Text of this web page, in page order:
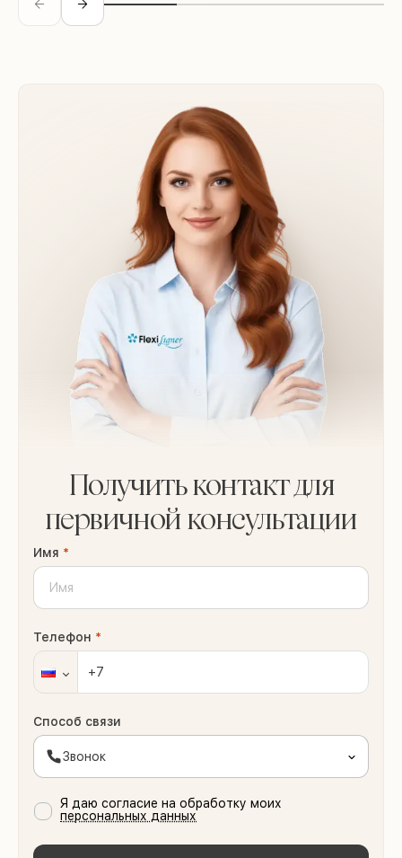
Получить контакт для
первичной консультации
Имя *
Телефон *
Способ связи
Звонок
Я даю согласие на обработку моих
персональных данных